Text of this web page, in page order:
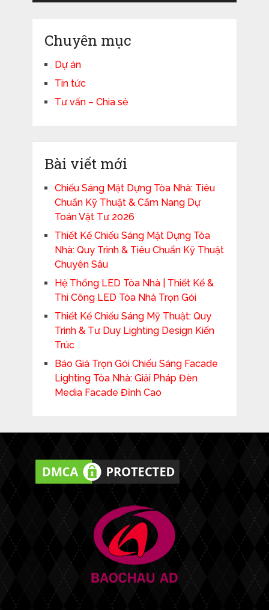
Chuyên mục
Dự án
Tin tức
Tư vấn – Chia sẻ
Bài viết mới
Chiếu Sáng Mặt Dựng Tòa Nhà: Tiêu
Chuẩn Kỹ Thuật & Cẩm Nang Dự
Toán Vật Tư 2026
Thiết Kế Chiếu Sáng Mặt Dựng Tòa
Nhà: Quy Trình & Tiêu Chuẩn Kỹ Thuật
Chuyên Sâu
Hệ Thống LED Tòa Nhà | Thiết Kế &
Thi Công LED Tòa Nhà Trọn Gói
Thiết Kế Chiếu Sáng Mỹ Thuật: Quy
Trình & Tư Duy Lighting Design Kiến
Trúc
Báo Giá Trọn Gói Chiếu Sáng Facade
Lighting Tòa Nhà: Giải Pháp Đèn
Media Facade Đỉnh Cao